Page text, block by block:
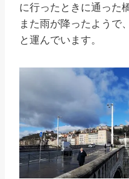
に行ったときに通った
また雨が降ったようで
と運んでいます。